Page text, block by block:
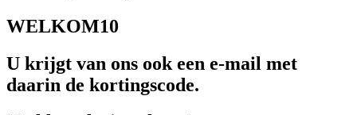
WELKOM10
U krijgt van ons ook een e-mail met
daarin de kortingscode.